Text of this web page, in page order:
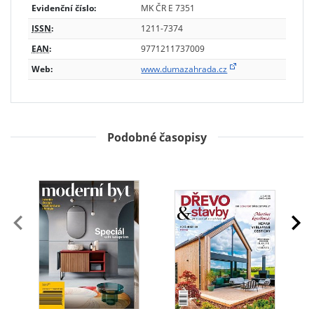
Evidenční číslo:
MK ČR E 7351
ISSN:
1211-7374
EAN:
9771211737009
Web:
www.dumazahrada.cz
Podobné časopisy